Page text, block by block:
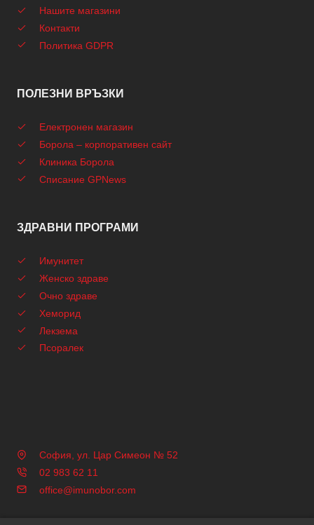
Нашите магазини
Контакти
Политика GDPR
ПОЛЕЗНИ ВРЪЗКИ
Електронен магазин
Борола – корпоративен сайт
Клиника Борола
Списание GPNews
ЗДРАВНИ ПРОГРАМИ
Имунитет
Женско здраве
Очно здраве
Хеморид
Лекзема
Псоралек
София, ул. Цар Симеон № 52
02 983 62 11
office@imunobor.com